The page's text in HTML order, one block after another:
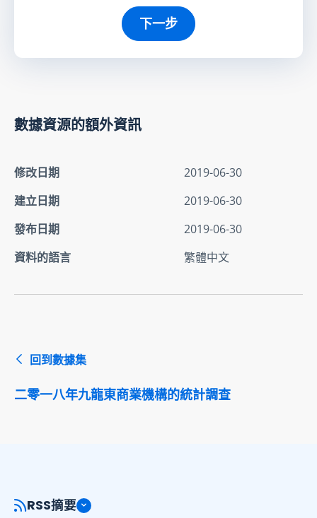
下一步
數據資源的額外資訊
修改日期
2019-06-30
建立日期
2019-06-30
發布日期
2019-06-30
資料的語言
繁體中文
回到數據集
二零一八年九龍東商業機構的統計調查
RSS摘要